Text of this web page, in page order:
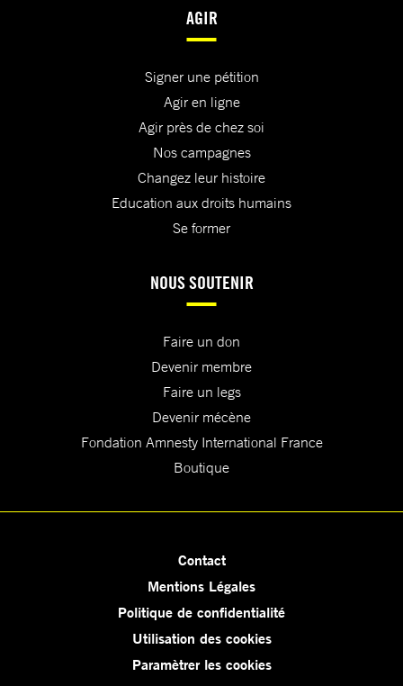
AGIR
Signer une pétition
Agir en ligne
Agir près de chez soi
Nos campagnes
Changez leur histoire
Education aux droits humains
Se former
NOUS SOUTENIR
Faire un don
Devenir membre
Faire un legs
Devenir mécène
Fondation Amnesty International France
Boutique
Contact
Mentions Légales
Politique de confidentialité
Utilisation des cookies
Paramètrer les cookies